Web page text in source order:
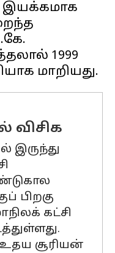
இயக்கமாக
1999
விசிக
இருந்து
பிறகு
கட்சி
சூரியன்